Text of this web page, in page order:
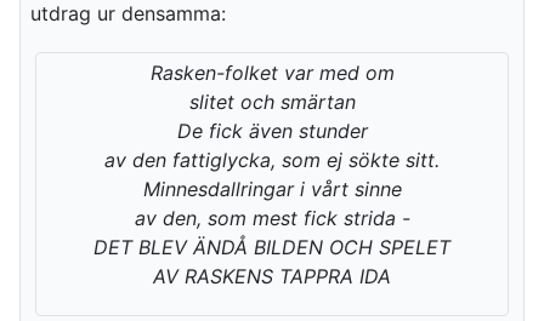
utdrag ur densamma:
Rasken-folket var med om
slitet och smärtan
De fick även stunder
av den fattiglycka, som ej sökte sitt.
Minnesdallringar i vårt sinne
av den, som mest fick strida -
DET BLEV ÄNDÅ BILDEN OCH SPELET
AV RASKENS TAPPRA IDA